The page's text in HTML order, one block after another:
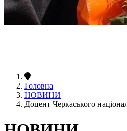
Головна
НОВИНИ
Доцент Черкаського